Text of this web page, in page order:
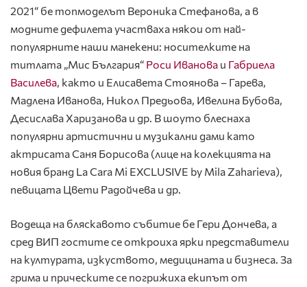
2021“ бе топмоделът Вероника Стефанова, а в
модните дефилета участваха някои от най-
популярните наши манекени: носителките на
титлата „Мис България“ Роси Иванова и Габриела
Василева, както и Елисавета Стоянова – Гарева,
Мадлена Иванова, Никол Предьова, Ивелина Бубова,
Десислава Харизанова и др. В шоуто блеснаха
популярни артистични и музикални дами като
актрисата Саня Борисова (лице на колекцията на
новия бранд La Cara Mi EXCLUSIVE by Mila Zaharieva),
певицата Цвети Радойчева и др.
Водеща на бляскавото събитие бе Гери Дончева, а
сред ВИП гостите се откроиха ярки представители
на културата, изкуството, медицината и бизнеса. За
грима и прическите се погрижиха екипът от